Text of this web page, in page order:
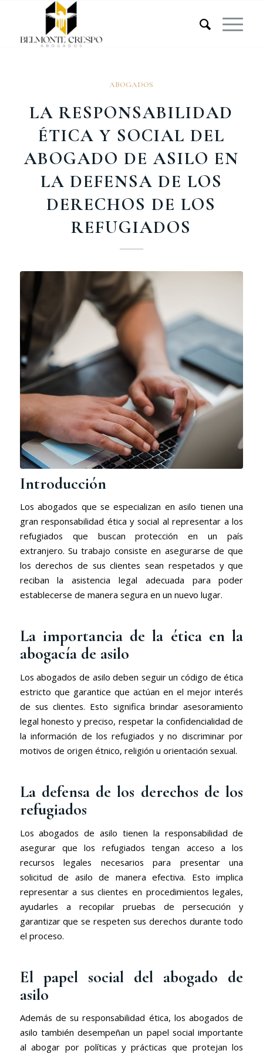
ABOGADOS
LA RESPONSABILIDAD
ÉTICA Y SOCIAL DEL
ABOGADO DE ASILO EN
LA DEFENSA DE LOS
DERECHOS DE LOS
REFUGIADOS
Introducción
Los abogados que se especializan en asilo tienen una
gran responsabilidad ética y social al representar a los
refugiados que buscan protección en un país
extranjero. Su trabajo consiste en asegurarse de que
los derechos de sus clientes sean respetados y que
reciban la asistencia legal adecuada para poder
establecerse de manera segura en un nuevo lugar.
La importancia de la ética en la
abogacía de asilo
Los abogados de asilo deben seguir un código de ética
estricto que garantice que actúan en el mejor interés
de sus clientes. Esto significa brindar asesoramiento
legal honesto y preciso, respetar la confidencialidad de
la información de los refugiados y no discriminar por
motivos de origen étnico, religión u orientación sexual.
La defensa de los derechos de los
refugiados
Los abogados de asilo tienen la responsabilidad de
asegurar que los refugiados tengan acceso a los
recursos legales necesarios para presentar una
solicitud de asilo de manera efectiva. Esto implica
representar a sus clientes en procedimientos legales,
ayudarles a recopilar pruebas de persecución y
garantizar que se respeten sus derechos durante todo
el proceso.
El papel social del abogado de
asilo
Además de su responsabilidad ética, los abogados de
asilo también desempeñan un papel social importante
al abogar por políticas y prácticas que protejan los